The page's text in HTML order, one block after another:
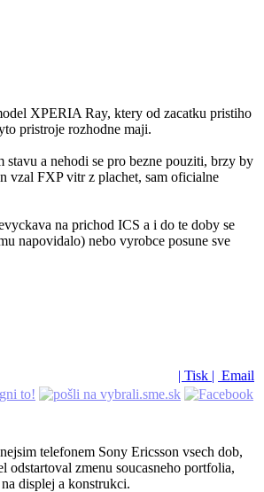
XPERIA Ray, ktery od zacatku pristiho
pristroje rozhodne maji.
a nehodi se pro bezne pouziti, brzy by
vzal FXP vitr z plachet, sam oficialne
na prichod ICS a i do te doby se
napovidalo) nebo vyrobce posune sve
| Tisk | Email
telefonem Sony Ericsson vsech dob,
zmenu soucasneho portfolia,
displej a konstrukci.